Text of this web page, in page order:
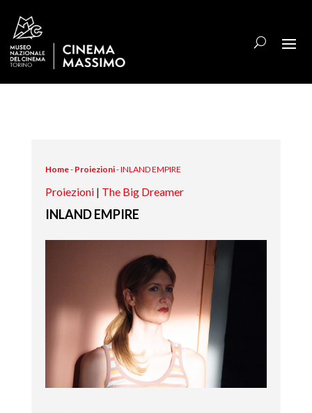
Home- Proiezioni-INLAND EMPIRE
Proiezioni| The Big Dreamer
INLAND EMPIRE